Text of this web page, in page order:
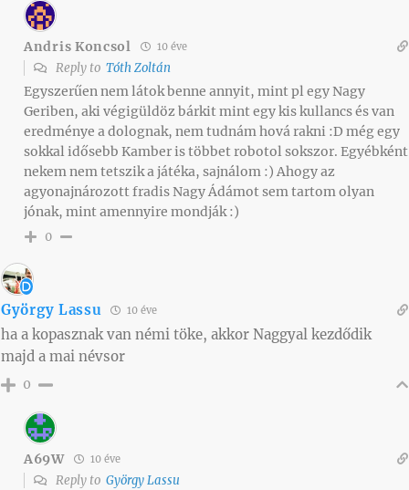
Andris Koncsol 10 éve
Reply to Tóth Zoltán
Egyszerűen nem látok benne annyit, mint pl egy Nagy
Geriben, aki végigüldöz bárkit mint egy kis kullancs és van
eredménye a dolognak, nem tudnám hová rakni :D még egy
sokkal idősebb Kamber is többet robotol sokszor. Egyébként
nekem nem tetszik a játéka, sajnálom :) Ahogy az
agyonajnározott fradis Nagy Ádámot sem tartom olyan
jónak, mint amennyire mondják :)
0
György Lassu 10 éve
ha a kopasznak van némi töke, akkor Naggyal kezdődik
majd a mai névsor
0
A69W 10 éve
Reply to György Lassu